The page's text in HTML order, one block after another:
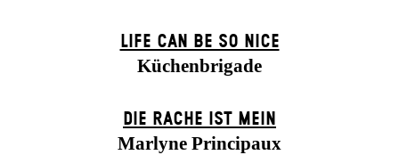
LIFE CAN BE SO NICE
Küchenbrigade
DIE RACHE IST MEIN
Marlyne Principaux